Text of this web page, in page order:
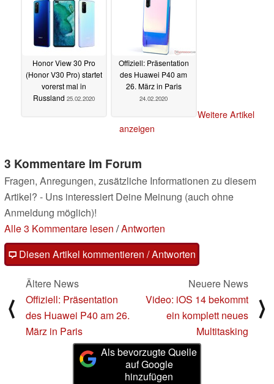
Honor View 30 Pro
(Honor V30 Pro) startet
vorerst mal in
Russland 25.02.2020
Offiziell: Präsentation
des Huawei P40 am
26. März in Paris
24.02.2020
Weitere Artikel
anzeigen
3 Kommentare im Forum
Fragen, Anregungen, zusätzliche Informationen zu diesem
Artikel? - Uns interessiert Deine Meinung (auch ohne
Anmeldung möglich)!
Alle 3 Kommentare lesen /Antworten
Diesen Artikel kommentieren / Antworten
⟨
Ältere News
Offiziell: Präsentation
des Huawei P40 am 26.
März in Paris
Neuere News
Video: iOS 14 bekommt
ein komplett neues
Multitasking
⟩
Als bevorzugte Quelle
auf Google
hinzufügen